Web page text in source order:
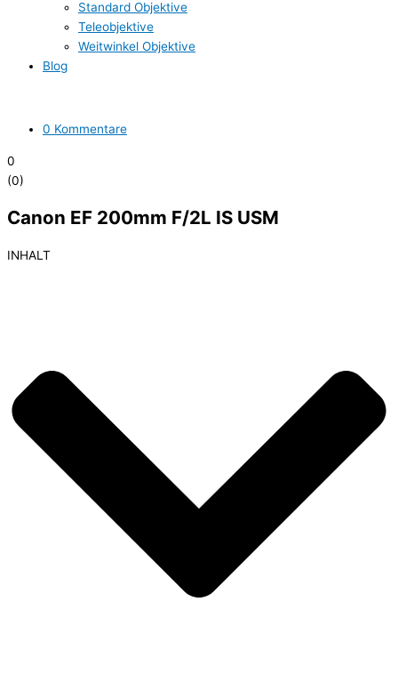
Standard Objektive
Teleobjektive
Weitwinkel Objektive
Blog
0 Kommentare
0
(0)
Canon EF 200mm F/2L IS USM
INHALT